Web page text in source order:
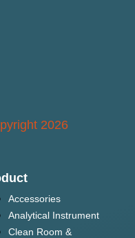
2026
Accessories
Analytical Instrument
Clean Room &